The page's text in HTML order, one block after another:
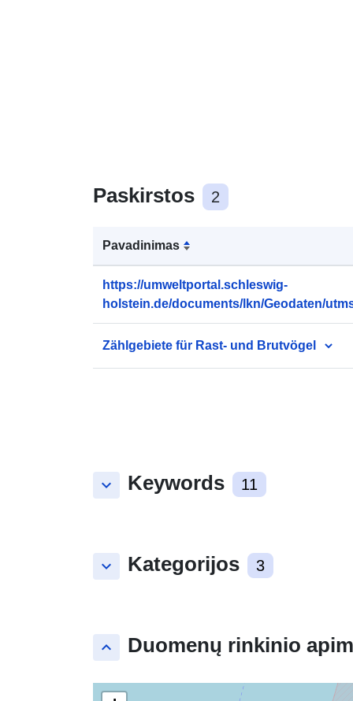
Paskirstos 2
Pavadinimas
https://umweltportal.schleswig-
holstein.de/documents/lkn/Geodaten/
/vogbzg14fl/vogbzg14fl.zip
Zählgebiete für Rast- und Brutvögel
keyboard_arrow_down Keywords 11
keyboard_arrow_down Kategorijos 3
keyboard_arrow_up Duomenų rinkinio